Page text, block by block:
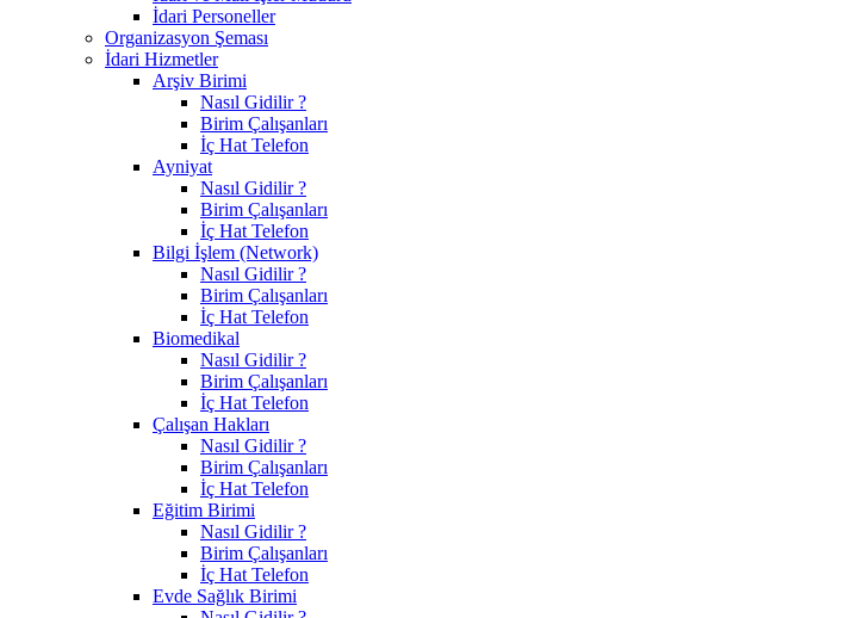
İdari Personeller
Organizasyon Şeması
İdari Hizmetler
Arşiv Birimi
Nasıl Gidilir ?
Birim Çalışanları
İç Hat Telefon
Ayniyat
Nasıl Gidilir ?
Birim Çalışanları
İç Hat Telefon
Bilgi İşlem (Network)
Nasıl Gidilir ?
Birim Çalışanları
İç Hat Telefon
Biomedikal
Nasıl Gidilir ?
Birim Çalışanları
İç Hat Telefon
Çalışan Hakları
Nasıl Gidilir ?
Birim Çalışanları
İç Hat Telefon
Eğitim Birimi
Nasıl Gidilir ?
Birim Çalışanları
İç Hat Telefon
Evde Sağlık Birimi